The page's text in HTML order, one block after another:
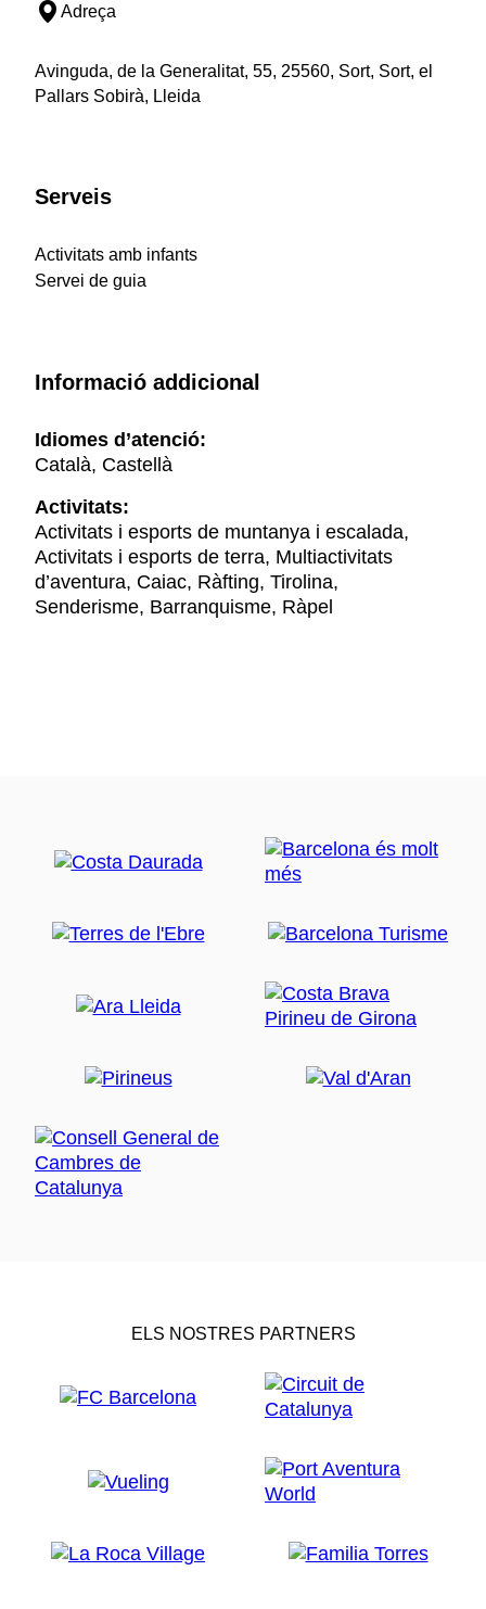
Adreça
Avinguda, de la Generalitat, 55, 25560, Sort, Sort, el
Pallars Sobirà, Lleida
Serveis
Activitats amb infants
Servei de guia
Informació addicional
Idiomes d’atenció:
Català, Castellà
Activitats:
Activitats i esports de muntanya i escalada,
Activitats i esports de terra, Multiactivitats
d’aventura, Caiac, Ràfting, Tirolina,
Senderisme, Barranquisme, Ràpel
ELS NOSTRES PARTNERS